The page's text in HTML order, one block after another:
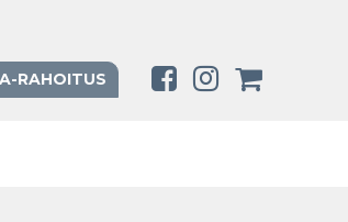
RAHOITUS